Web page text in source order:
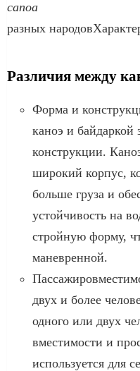
canoa
разных
Различия между
Форма и
каноэ и байдаркой
конструкции.
широкий корпус,
больше груза и
устойчивость на
стройную форму,
маневренной.
двух и более
одного или двух
вместимости и
используется для